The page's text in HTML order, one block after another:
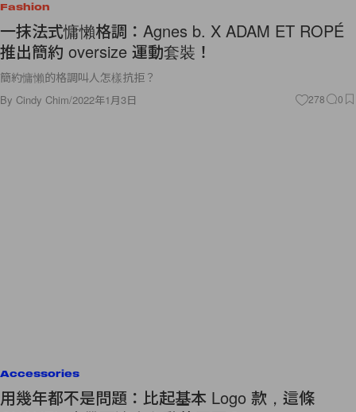
Fashion
一抹法式慵懶格調：Agnes b. X ADAM ET ROPÉ
推出簡約 oversize 運動套裝！
簡約慵懶的格調叫人怎樣抗拒？
By Cindy Chim/2022年1月3日 278 0
Accessories
用幾年都不是問題：比起基本 Logo 款，這條